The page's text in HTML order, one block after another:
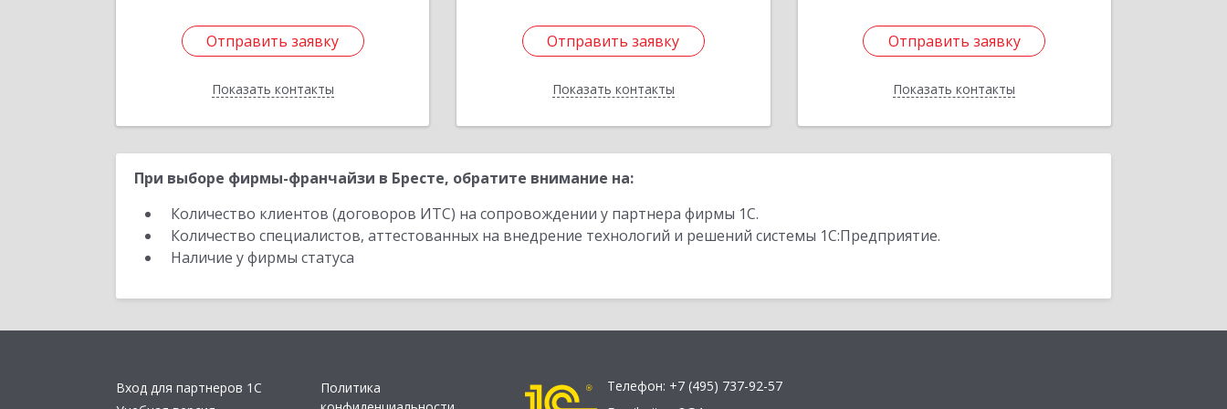
Отправить заявку
Показать контакты
Отправить заявку
Назад
Отправить заявку
Показать контакты
Отправить заявку
Назад
Отправить заявку
Показать контакты
Отправить заявку
Назад
При выборе фирмы-франчайзи в Бресте, обратите внимание на:
Количество клиентов (договоров ИТС) на сопровождении у партнера фирмы 1С.
Количество специалистов, аттестованных на внедрение технологий и решений системы 1С:Предприятие.
Наличие у фирмы статуса
Вход для партнеров 1С
Политика
Телефон: +7 (495) 737-92-57